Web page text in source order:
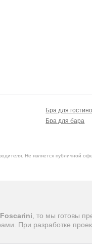
Бра для
Бра для бара
Не является публичной
Foscarini , то мы готовы
При разработке